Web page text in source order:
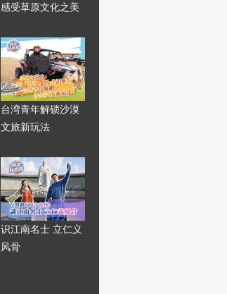
感受草原文化之美
台湾青年解锁沙漠
文旅新玩法
识江南名士 立仁义
风骨